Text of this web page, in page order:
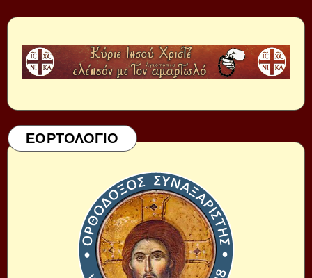
ΕΟΡΤΟΛΟΓΙΟ